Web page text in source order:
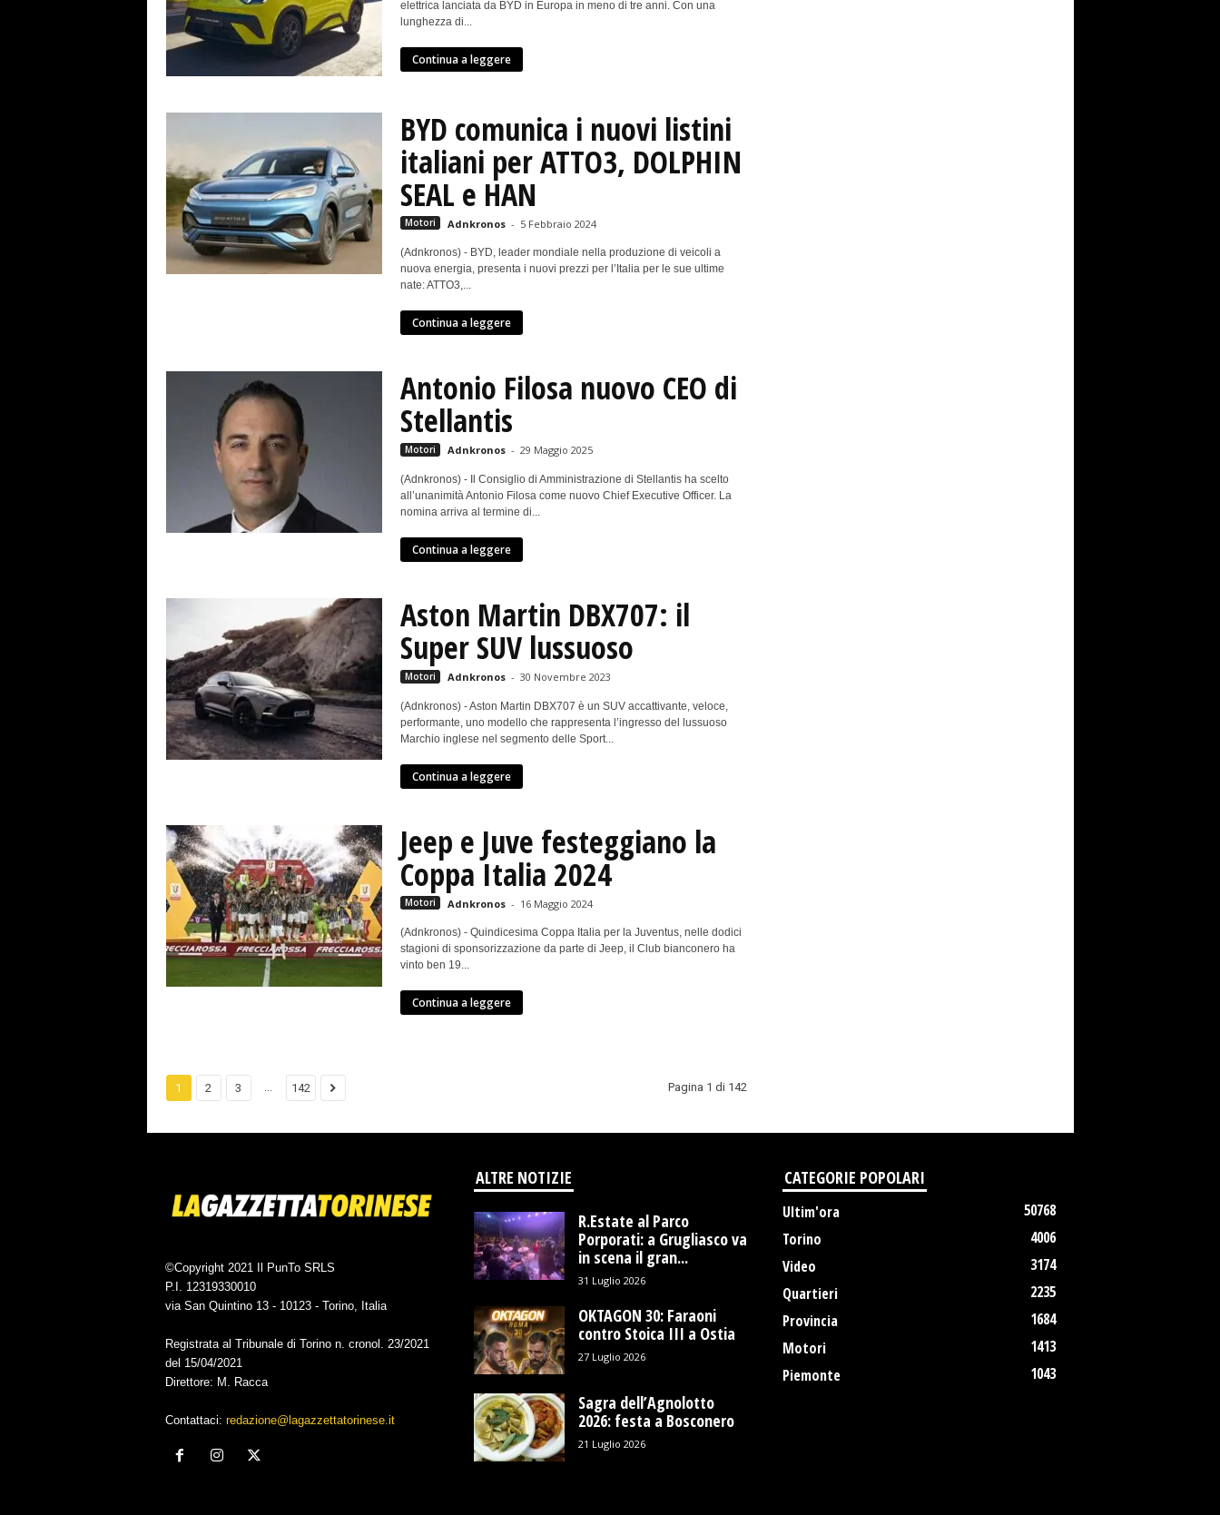
elettrica lanciata da BYD in Europa in meno di tre anni. Con una
lunghezza di...
Continua a leggere
BYD comunica i nuovi listini
italiani per ATTO3, DOLPHIN
SEAL e HAN
Motori Adnkronos - 5 Febbraio 2024
(Adnkronos) - BYD, leader mondiale nella produzione di veicoli a
nuova energia, presenta i nuovi prezzi per l’Italia per le sue ultime
nate: ATTO3,...
Continua a leggere
Antonio Filosa nuovo CEO di
Stellantis
Motori Adnkronos - 29 Maggio 2025
(Adnkronos) - Il Consiglio di Amministrazione di Stellantis ha scelto
all’unanimità Antonio Filosa come nuovo Chief Executive Officer. La
nomina arriva al termine di...
Continua a leggere
Aston Martin DBX707: il
Super SUV lussuoso
Motori Adnkronos - 30 Novembre 2023
(Adnkronos) - Aston Martin DBX707 è un SUV accattivante, veloce,
performante, uno modello che rappresenta l’ingresso del lussuoso
Marchio inglese nel segmento delle Sport...
Continua a leggere
Jeep e Juve festeggiano la
Coppa Italia 2024
Motori Adnkronos - 16 Maggio 2024
(Adnkronos) - Quindicesima Coppa Italia per la Juventus, nelle dodici
stagioni di sponsorizzazione da parte di Jeep, il Club bianconero ha
vinto ben 19...
Continua a leggere
1 2 3 ... 142 Pagina 1 di 142
©Copyright 2021 Il PunTo SRLS
P.I. 12319330010
via San Quintino 13 - 10123 - Torino, Italia
Registrata al Tribunale di Torino n. cronol. 23/2021
del 15/04/2021
Direttore: M. Racca
Contattaci: redazione@lagazzettatorinese.it
ALTRE NOTIZIE
R.Estate al Parco
Porporati: a Grugliasco va
in scena il gran...
31 Luglio 2026
OKTAGON 30: Faraoni
contro Stoica III a Ostia
27 Luglio 2026
Sagra dell’Agnolotto
2026: festa a Bosconero
21 Luglio 2026
CATEGORIE POPOLARI
Ultim'ora
50768
Torino
4006
Video
3174
Quartieri
2235
Provincia
1684
Motori
1413
Piemonte
1043